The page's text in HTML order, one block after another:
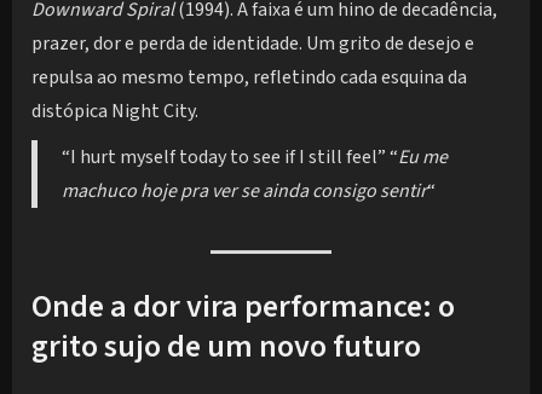
Downward Spiral(1994). A faixa é um hino de decadência,
prazer, dor e perda de identidade. Um grito de desejo e
repulsa ao mesmo tempo, refletindo cada esquina da
distópica Night City.
“I hurt myself today to see if I still feel” “Eu me
machuco hoje pra ver se ainda consigo sentir“
Onde a dor vira performance: o
grito sujo de um novo futuro